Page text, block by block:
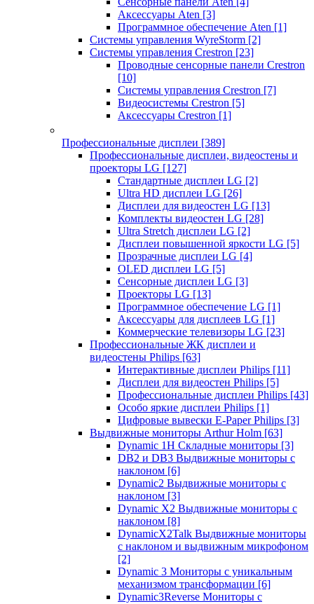
Аксессуары Aten [3]
Программное обеспечение Aten [1]
Системы управления WyreStorm [2]
Системы управления Crestron [23]
Проводные сенсорные панели Crestron
[10]
Системы управления Crestron [7]
Видеосистемы Crestron [5]
Аксессуары Crestron [1]
Профессиональные дисплеи [389]
Профессиональные дисплеи, видеостены и
проекторы LG [127]
Стандартные дисплеи LG [2]
Ultra HD дисплеи LG [26]
Дисплеи для видеостен LG [13]
Комплекты видеостен LG [28]
Ultra Stretch дисплеи LG [2]
Дисплеи повышенной яркости LG [5]
Прозрачные дисплеи LG [4]
OLED дисплеи LG [5]
Сенсорные дисплеи LG [3]
Проекторы LG [13]
Программное обеспечение LG [1]
Аксессуары для дисплеев LG [1]
Коммерческие телевизоры LG [23]
Профессиональные ЖК дисплеи и
видеостены Philips [63]
Интерактивные дисплеи Philips [11]
Дисплеи для видеостен Philips [5]
Профессиональные дисплеи Philips [43]
Особо яркие дисплеи Philips [1]
Цифровые вывески E-Paper Philips [3]
Выдвижные мониторы Arthur Holm [63]
Dynamic 1Н Складные мониторы [3]
DB2 и DB3 Выдвижные мониторы с
наклоном [6]
Dynamic2 Выдвижные мониторы с
наклоном [3]
Dynamic X2 Выдвижные мониторы с
наклоном [8]
DynamicX2Talk Выдвижные мониторы
с наклоном и выдвижным микрофоном
[2]
Dynamic 3 Мониторы с уникальным
механизмом трансформации [6]
Dynamic3Reverse Мониторы с